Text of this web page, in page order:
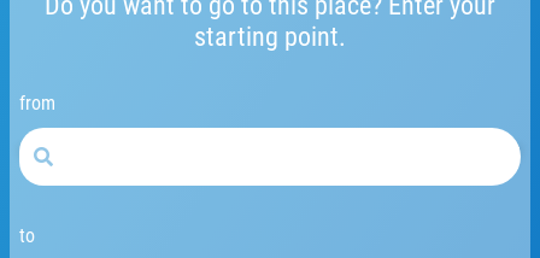
starting point.
from
to